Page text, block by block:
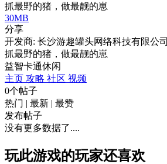
抓最野的猪，做最靓的崽
30MB
分享
开发商: 长沙游趣罐头网络科技有限公司
抓最野的猪，做最靓的崽
益智卡通休闲
主页 攻略 社区 视频
0个帖子
热门 | 最新 | 最赞
发布帖子
没有更多数据了....
玩此游戏的玩家还喜欢